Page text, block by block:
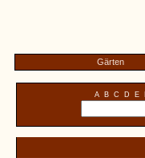
Gärten
A B C D E